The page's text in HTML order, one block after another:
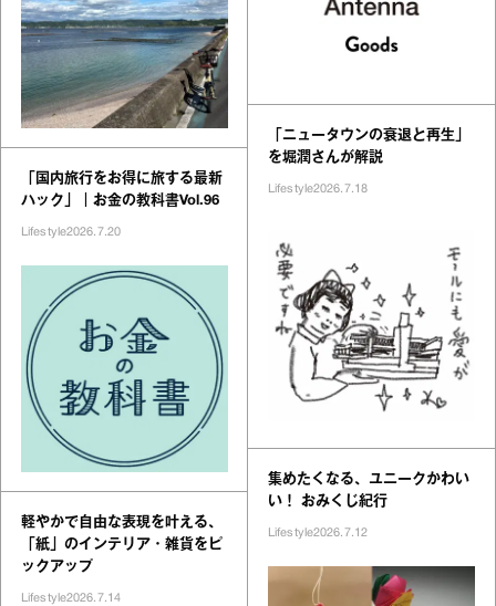
「国内旅行をお得に旅する最新
ハック」｜お金の教科書Vol.96
Lifestyle2026.7.20
軽やかで自由な表現を叶える、
「紙」のインテリア・雑貨をピ
ックアップ
Lifestyle2026.7.14
「ニュータウンの衰退と再生」
を堀潤さんが解説
Lifestyle2026.7.18
集めたくなる、ユニークかわい
い！ おみくじ紀行
Lifestyle2026.7.12